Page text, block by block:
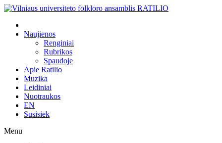
Naujienos
Renginiai
Rubrikos
Spaudoje
Apie Ratilio
Muzika
Leidiniai
Nuotraukos
EN
Susisiek
Menu